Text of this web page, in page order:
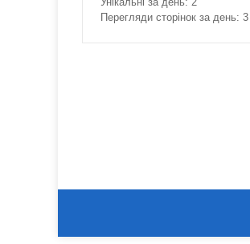
Перегляди сторінок за день: 3